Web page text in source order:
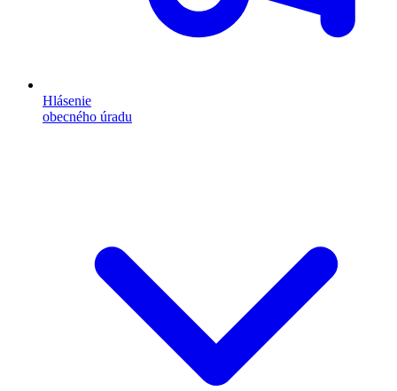
Hlásenie
obecného úradu